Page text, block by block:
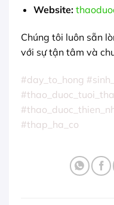
Website:
Chúng tôi luôn sẵn
với sự tận tâm và
#day_to_hong
#thap_ha_co